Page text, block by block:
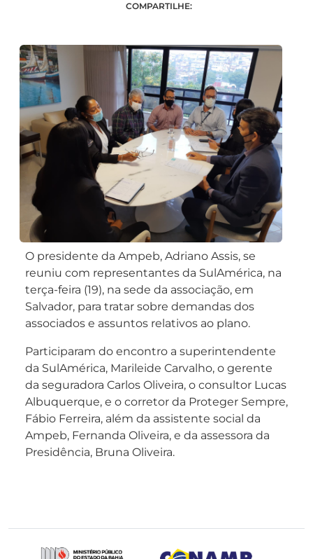
COMPARTILHE:
O presidente da Ampeb, Adriano Assis, se
reuniu com representantes da SulAmérica, na
terça-feira (19), na sede da associação, em
Salvador, para tratar sobre demandas dos
associados e assuntos relativos ao plano.
Participaram do encontro a superintendente
da SulAmérica, Marileide Carvalho, o gerente
da seguradora Carlos Oliveira, o consultor Lucas
Albuquerque, e o corretor da Proteger Sempre,
Fábio Ferreira, além da assistente social da
Ampeb, Fernanda Oliveira, e da assessora da
Presidência, Bruna Oliveira.